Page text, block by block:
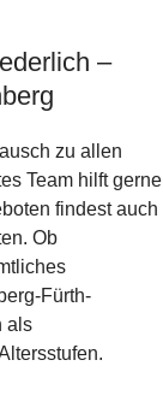
–
zu allen
Team hilft gerne
findest auch
Ob
Fürth-
als